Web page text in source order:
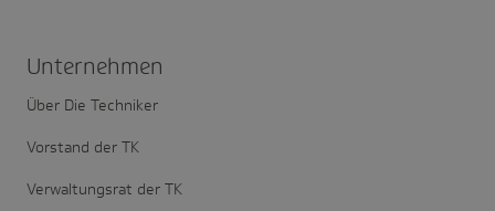
Unter­nehmen
Über Die Techniker
Vorstand der TK
Verwaltungsrat der TK